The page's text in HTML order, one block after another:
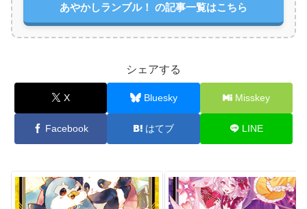
あやかしランブル！ の記事一覧はこちら
シェアする
X Bluesky Misskey
Facebook はてブ LINE